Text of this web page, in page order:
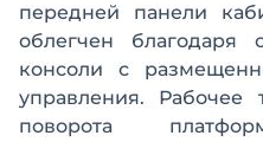
передней панели
облегчен благодаря
консоли с
управления. Рабочее
поворота